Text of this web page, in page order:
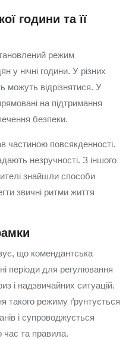
години та її
режим
у нічні години. У різних
можуть відрізнятися. У
на підтримання
безпеки.
частиною повсякденності.
незручності. З іншого
знайшли способи
звичні ритми життя
що комендантська
періоди для регулювання
і надзвичайних ситуацій.
такого режиму ґрунтується
і супроводжується
час та правила.